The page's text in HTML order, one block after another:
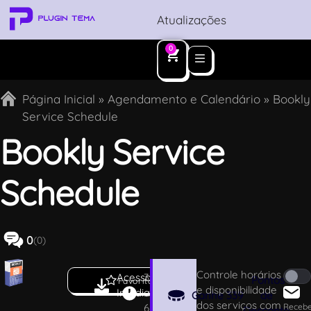
Atualizações
0
Página Inicial » Agendamento e Calendário » Bookly
Service Schedule
Bookly Service
Schedule
0(0)
Favoritar
Acesso
Imediato
3
.
6
Ganhe339
Pontos
de
Controle horários
e disponibilidade
dos serviços com